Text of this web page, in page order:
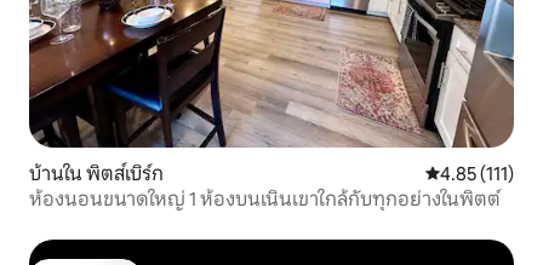
บ้านใน พิตส์เบิร์ก คะแนนเฉลี่ย
4.85 (111)
ห้องนอนขนาดใหญ่ 1 ห้องบนเนินเขาใกล้กับทุกอย่างในพิตต์